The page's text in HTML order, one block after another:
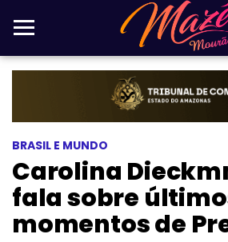
BRASIL E MUNDO
Carolina
fala sobre
momentos de